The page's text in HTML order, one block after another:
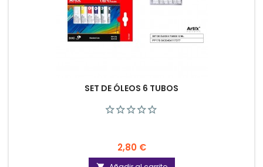
SET DE ÓLEOS 6 TUBOS
Precio
2,80 €